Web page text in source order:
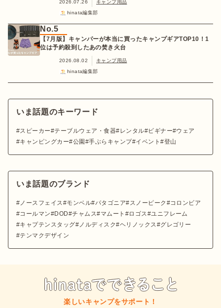
2026.07.26
キャンプ用品
hinata編集部
No.5
【7月版】キャンパーが本当に買ったキャンプギアTOP10！1
位は予約殺到したあの焚き火台
2026.08.02
キャンプ用品
hinata編集部
いま話題のキーワード
スピーカー テーブルウェア・食器 レンタル ビギナー
ウェア
キャンピングカー 公園 手ぶらキャンプ イベント 登山
いま話題のブランド
ノースフェイス モンベル パタゴニア スノーピーク
コロンビア
コールマン
DOD チャムス マムート ロゴス
ユニフレーム
キャプテンスタッグ
ノルディスク ヘリノックス
グレゴリー
テンマクデザイン
楽しいキャンプをサポート！